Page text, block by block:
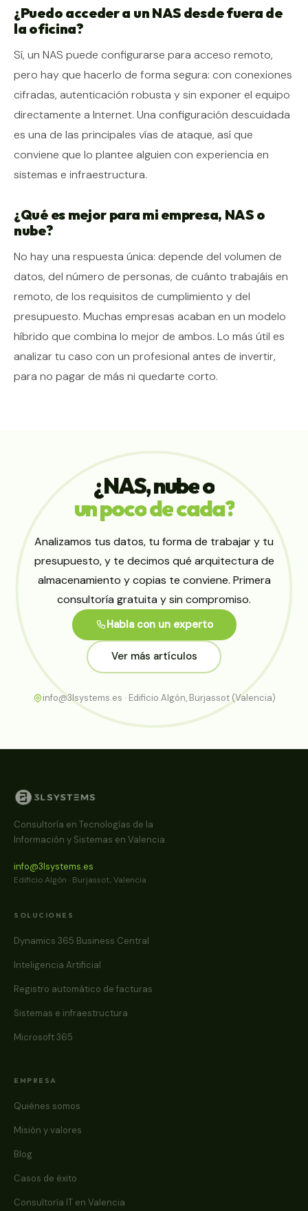
¿Puedo acceder a un NAS desde fuera de
la oficina?
Sí, un NAS puede configurarse para acceso remoto,
pero hay que hacerlo de forma segura: con conexiones
cifradas, autenticación robusta y sin exponer el equipo
directamente a Internet. Una configuración descuidada
es una de las principales vías de ataque, así que
conviene que lo plantee alguien con experiencia en
sistemas e infraestructura.
¿Qué es mejor para mi empresa, NAS o
nube?
No hay una respuesta única: depende del volumen de
datos, del número de personas, de cuánto trabajáis en
remoto, de los requisitos de cumplimiento y del
presupuesto. Muchas empresas acaban en un modelo
híbrido que combina lo mejor de ambos. Lo más útil es
analizar tu caso con un profesional antes de invertir,
para no pagar de más ni quedarte corto.
¿NAS,nubeo
unpocodecada?
Analizamos tus datos, tu forma de trabajar y tu
presupuesto, y te decimos qué arquitectura de
almacenamiento y copias te conviene. Primera
consultoría gratuita y sin compromiso.
Habla con un experto
Ver más artículos
info@3lsystems.es · Edificio Algón, Burjassot (Valencia)
Consultoría en Tecnologías de la
Información y Sistemas en Valencia.
info@3lsystems.es
Edificio Algón · Burjassot, Valencia
SOLUCIONES
Dynamics 365 Business Central
Inteligencia Artificial
Registro automático de facturas
Sistemas e infraestructura
Microsoft 365
EMPRESA
Quiénes somos
Misión y valores
Blog
Casos de éxito
Consultoría IT en Valencia